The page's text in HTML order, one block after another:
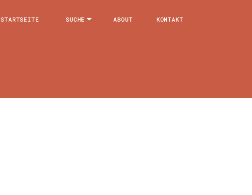
STARTSEITE SUCHE ABOUT KONTAKT